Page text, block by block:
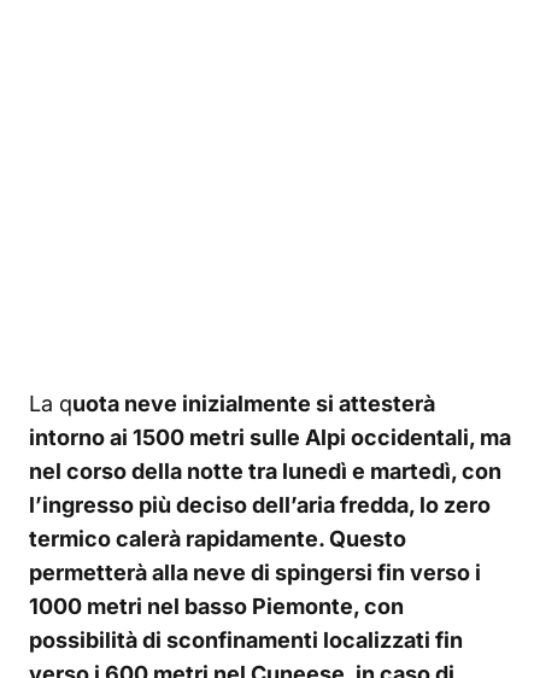
La quota neve inizialmente si attesterà
intorno ai 1500 metri sulle Alpi occidentali, ma
nel corso della notte tra lunedì e martedì, con
l’ingresso più deciso dell’aria fredda, lo zero
termico calerà rapidamente. Questo
permetterà alla neve di spingersi fin verso i
1000 metri nel basso Piemonte, con
possibilità di sconfinamenti localizzati fin